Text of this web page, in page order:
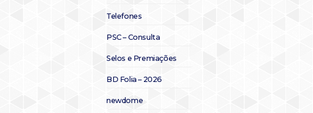
Telefones
PSC – Consulta
Selos e Premiações
BD Folia – 2026
newdome